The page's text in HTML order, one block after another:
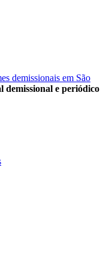
demissionais em São
demissional e periódico